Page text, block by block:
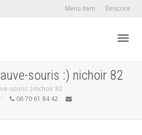
Menu Item S’inscrire
souris :) nichoir 82
souris :) nichoir 82
:
06 70 61 84 42